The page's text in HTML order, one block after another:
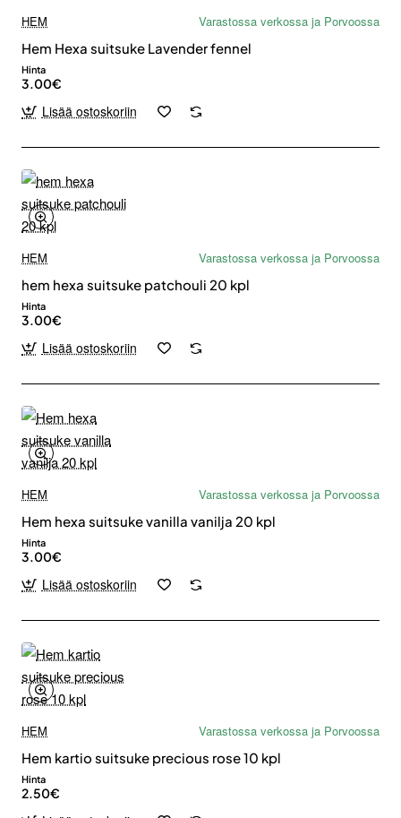
HEM
Varastossa verkossa ja Porvoossa
Hem Hexa suitsuke Lavender fennel
Hinta
3.00€
Lisää ostoskoriin
HEM
Varastossa verkossa ja Porvoossa
hem hexa suitsuke patchouli 20 kpl
Hinta
3.00€
Lisää ostoskoriin
HEM
Varastossa verkossa ja Porvoossa
Hem hexa suitsuke vanilla vanilja 20 kpl
Hinta
3.00€
Lisää ostoskoriin
HEM
Varastossa verkossa ja Porvoossa
Hem kartio suitsuke precious rose 10 kpl
Hinta
2.50€